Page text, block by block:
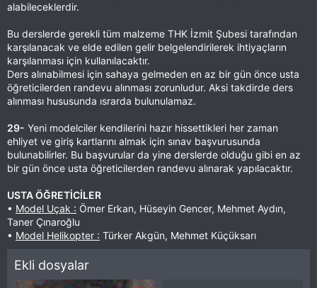
alabileceklerdir.
Bu derslerde gerekli tüm malzeme THK İzmit Şubesi tarafından
karşılanacak ve elde edilen gelir belgelendirilerek ihtiyaçların
karşılanması için kullanılacaktır.
Ders alınabilmesi için sahaya gelmeden en az bir gün önce usta
öğreticilerden randevu alınması zorunludur. Aksi takdirde ders
alınması hususunda ısrarda bulunulamaz.
29- Yeni modelciler kendilerini hazır hissettikleri her zaman
ehliyet ve giriş kartlarını almak için sınav başvurusunda
bulunabilirler. Bu başvurular da yine derslerde olduğu gibi en az
bir gün önce usta öğreticilerden randevu alınarak yapılacaktır.
USTA ÖĞRETİCİLER
• Model Uçak : Ömer Erkan, Hüseyin Gencer, Mehmet Aydın,
Taner Çınaroğlu
• Model Helikopter : Türker Akgün, Mehmet Küçüksarı
Ekli dosyalar